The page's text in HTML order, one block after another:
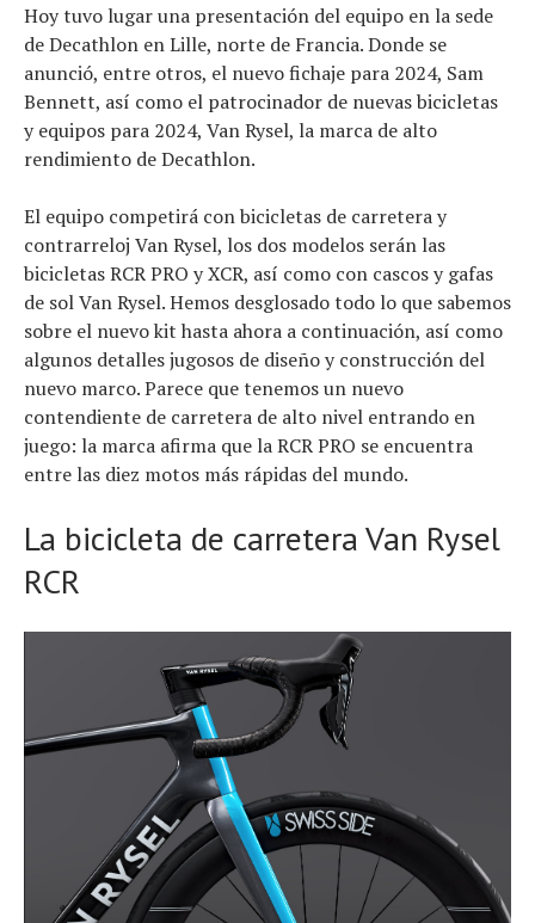
Hoy tuvo lugar una presentación del equipo en la sede
de Decathlon en Lille, norte de Francia. Donde se
anunció, entre otros, el nuevo fichaje para 2024, Sam
Bennett, así como el patrocinador de nuevas bicicletas
y equipos para 2024, Van Rysel, la marca de alto
rendimiento de Decathlon.
El equipo competirá con bicicletas de carretera y
contrarreloj Van Rysel, los dos modelos serán las
bicicletas RCR PRO y XCR, así como con cascos y gafas
de sol Van Rysel. Hemos desglosado todo lo que sabemos
sobre el nuevo kit hasta ahora a continuación, así como
algunos detalles jugosos de diseño y construcción del
nuevo marco. Parece que tenemos un nuevo
contendiente de carretera de alto nivel entrando en
juego: la marca afirma que la RCR PRO se encuentra
entre las diez motos más rápidas del mundo.
La bicicleta de carretera Van Rysel
RCR